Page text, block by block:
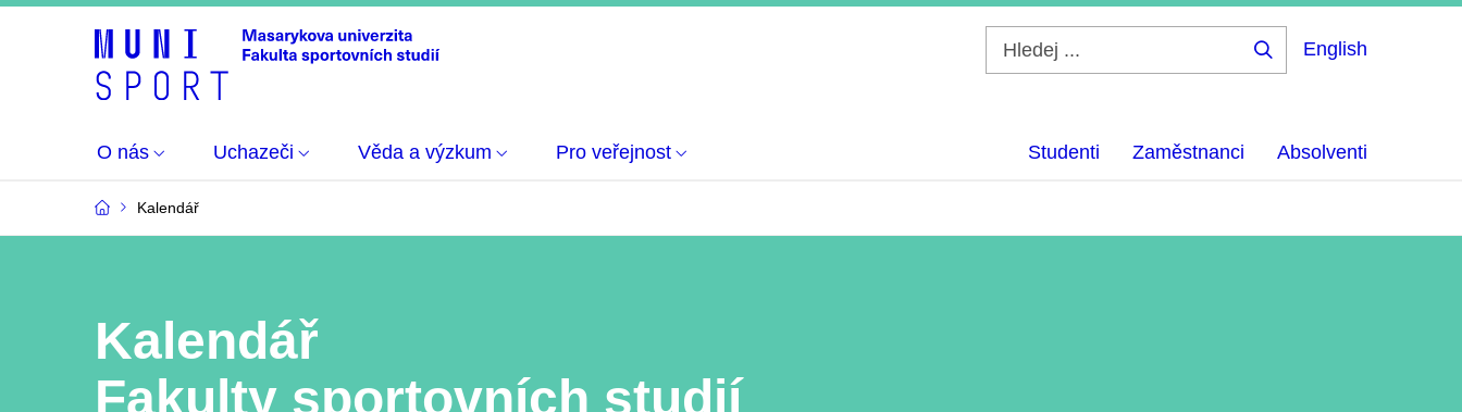
English
O nás Uchazeči Věda a výzkum Pro veřejnost Studenti Zaměstnanci Absolventi
Kalendář
Kalendář
Fakulty sportovních studií